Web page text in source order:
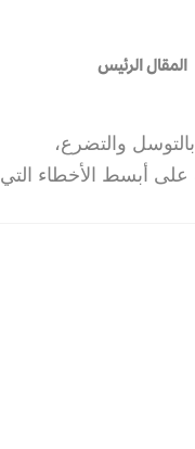
المقال الرئيس
والتضرع،
أبسط الأخطاء التي